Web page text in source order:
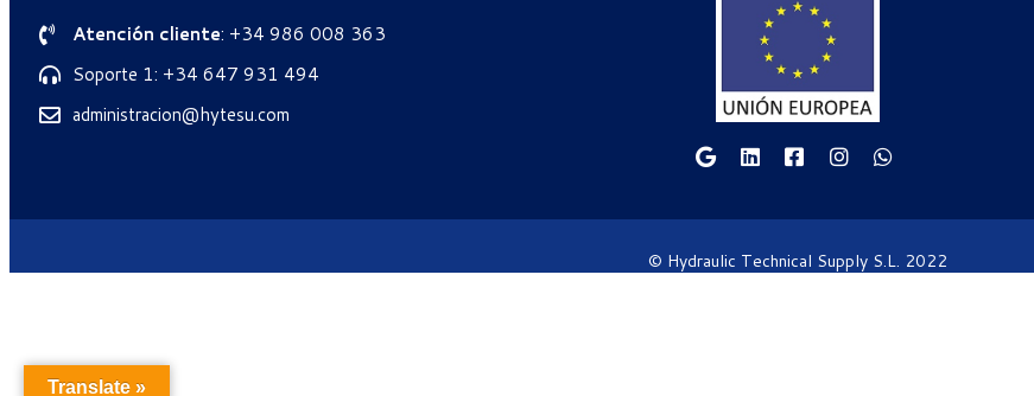
Atención cliente: +34 986 008 363
Soporte 1: +34 647 931 494
administracion@hytesu.com
© Hydraulic Technical Supply S.L. 2022
Translate »